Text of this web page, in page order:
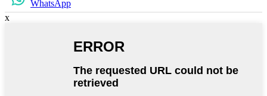
WhatsApp
x